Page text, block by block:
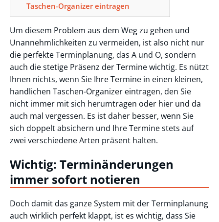
Taschen-Organizer eintragen
Um diesem Problem aus dem Weg zu gehen und
Unannehmlichkeiten zu vermeiden, ist also nicht nur
die perfekte Terminplanung, das A und O, sondern
auch die stetige Präsenz der Termine wichtig. Es nützt
Ihnen nichts, wenn Sie Ihre Termine in einen kleinen,
handlichen Taschen-Organizer eintragen, den Sie
nicht immer mit sich herumtragen oder hier und da
auch mal vergessen. Es ist daher besser, wenn Sie
sich doppelt absichern und Ihre Termine stets auf
zwei verschiedene Arten präsent halten.
Wichtig: Terminänderungen
immer sofort notieren
Doch damit das ganze System mit der Terminplanung
auch wirklich perfekt klappt, ist es wichtig, dass Sie